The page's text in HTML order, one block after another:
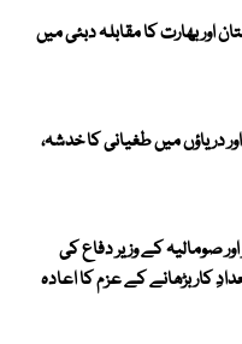
کپ 2026، پاکستان اور بھارت کا مقابلہ دبئی میں
اور دریاؤں میں طغیانی کا خدشہ،
صومالیہ کے وزیر دفاع کی
کار بڑھانے کے عزم کا اعادہ